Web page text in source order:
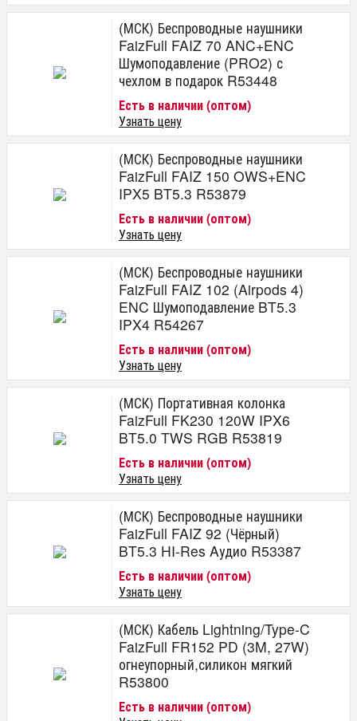
(МСК) Беспроводные наушники
FaizFull FAIZ 70 ANC+ENC
Шумоподавление (PRO2) с
чехлом в подарок R53448
Есть в наличии (оптом)
Узнать цену
(МСК) Беспроводные наушники
FaizFull FAIZ 150 OWS+ENC
IPX5 BT5.3 R53879
Есть в наличии (оптом)
Узнать цену
(МСК) Беспроводные наушники
FaizFull FAIZ 102 (Airpods 4)
ENC Шумоподавление BT5.3
IPX4 R54267
Есть в наличии (оптом)
Узнать цену
(МСК) Портативная колонка
FaizFull FK230 120W IPX6
BT5.0 TWS RGB R53819
Есть в наличии (оптом)
Узнать цену
(МСК) Беспроводные наушники
FaizFull FAIZ 92 (Чёрный)
BT5.3 HI-Res Aудио R53387
Есть в наличии (оптом)
Узнать цену
(МСК) Кабель Lightning/Type-C
FaizFull FR152 PD (3M, 27W)
огнеупорный,силикон мягкий
R53800
Есть в наличии (оптом)